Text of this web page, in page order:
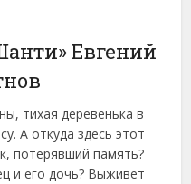
Евгений
тихая деревенька в
А откуда здесь этот
потерявший память?
и его дочь? Выживет